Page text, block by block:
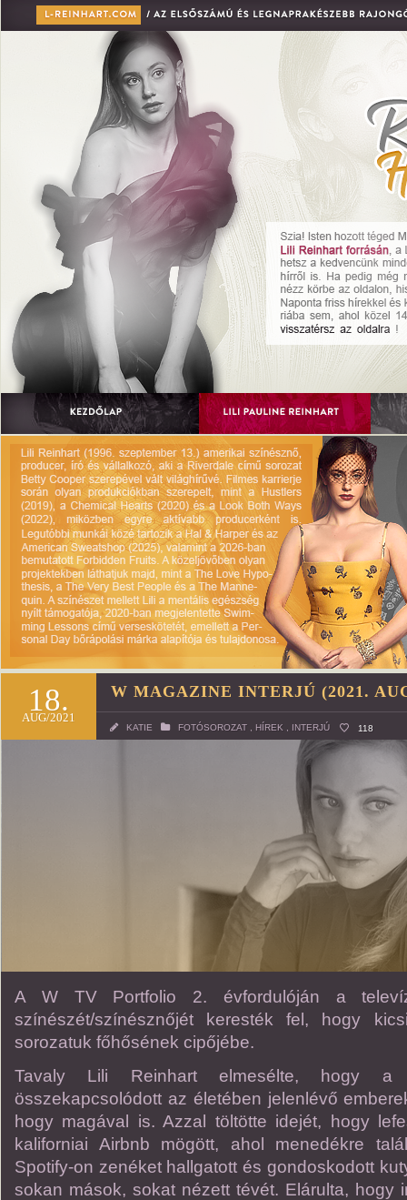
18.
AUG/2021
W MAGAZINE INTERJÚ (2021.
KATIE FOTÓSOROZAT HÍREK INTERJÚ 118
A W TV Portfolio 2. évfordulóján a
színészét/színésznőjét keresték fel, hogy
sorozatuk főhősének cipőjébe.
Tavaly Lili Reinhart elmesélte, hogy a
összekapcsolódott az életében jelenlévő
hogy magával is. Azzal töltötte idejét, hogy
kaliforniai Airbnb mögött, ahol menedékre
Spotify-on zenéket hallgatott és gondoskodott
sokan mások, sokat nézett tévét. Elárulta, hogy